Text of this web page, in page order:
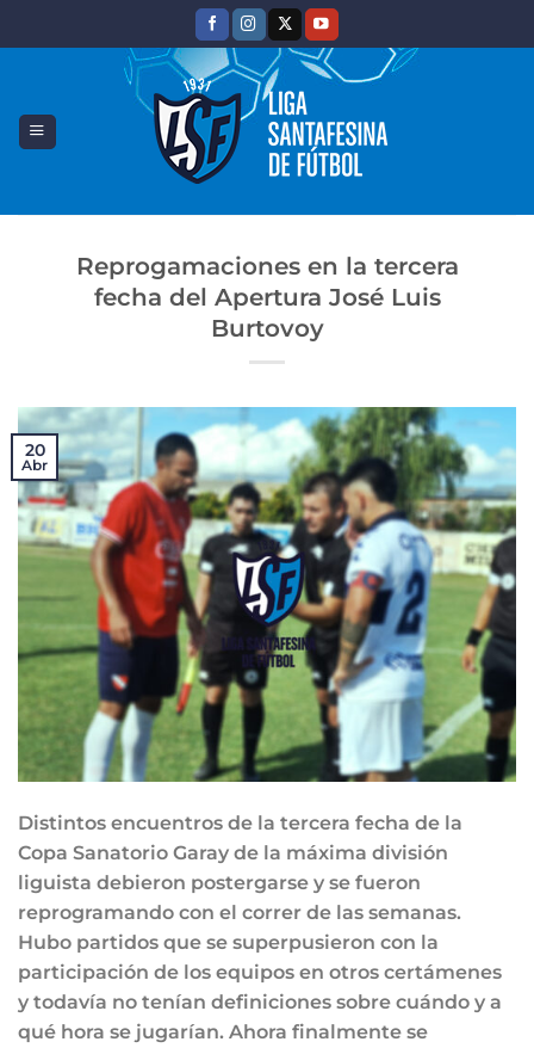
Reprogamaciones en la tercera
fecha del Apertura José Luis
Burtovoy
20
Abr
Distintos encuentros de la tercera fecha de la
Copa Sanatorio Garay de la máxima división
liguista debieron postergarse y se fueron
reprogramando con el correr de las semanas.
Hubo partidos que se superpusieron con la
participación de los equipos en otros certámenes
y todavía no tenían definiciones sobre cuándo y a
qué hora se jugarían. Ahora finalmente se